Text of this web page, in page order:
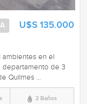
U$S 135.000
en el
departamento de 3
Quilmes ...
2 Baños